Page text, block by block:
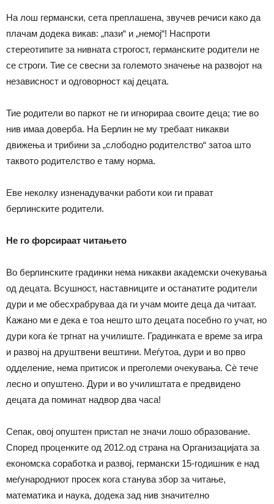
На лош германски, сета преплашена, звучев речиси како да
плачам додека викав: „пази“ и „немој“! Наспроти
стереотипите за нивната строгост, германските родители не
се строги. Тие се свесни за големото значење на развојот на
независност и одговорност кај децата.
Тие родители во паркот не ги игнорираа своите деца; тие во
нив имаа доверба. На Берлин не му требаат никакви
движења и трибини за „слободно родителство“ затоа што
таквото родителство е таму норма.
Еве неколку изненадувачки работи кои ги прават
берлинските родители.
Не го форсираат читањето
Во берлинските градинки нема никакви академски очекувања
од децата. Всушност, наставниците и останатите родители
дури и ме обесхрабруваа да ги учам моите деца да читаат.
Кажано ми е дека е тоа нешто што децата посебно го учат, но
дури кога ќе тргнат на училиште. Градинката е време за игра
и развој на друштвени вештини. Меѓутоа, дури и во прво
одделение, нема притисок и преголеми очекувања. Сѐ тече
лесно и опуштено. Дури и во училиштата е предвидено
децата да поминат надвор два часа!
Сепак, овој опуштен пристап не значи лошо образование.
Според проценките од 2012.од страна на Организацијата за
економска соработка и развој, германски 15-годишник е над
меѓународниот просек кога станува збор за читање,
математика и наука, додека зад нив значително